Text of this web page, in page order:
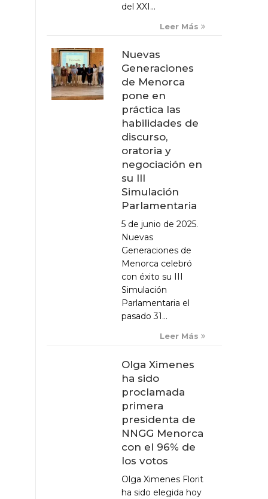
del XXI...
Leer Más
Nuevas
Generaciones
de Menorca
pone en
práctica las
habilidades de
discurso,
oratoria y
negociación en
su III
Simulación
Parlamentaria
5 de junio de 2025.
Nuevas
Generaciones de
Menorca celebró
con éxito su III
Simulación
Parlamentaria el
pasado 31...
Leer Más
Olga Ximenes
ha sido
proclamada
primera
presidenta de
NNGG Menorca
con el 96% de
los votos
Olga Ximenes Florit
ha sido elegida hoy